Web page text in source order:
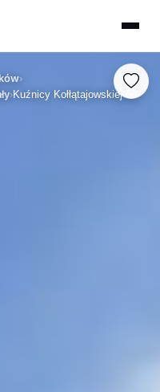
›
›Kuźnicy Kołłątajowskiej 68